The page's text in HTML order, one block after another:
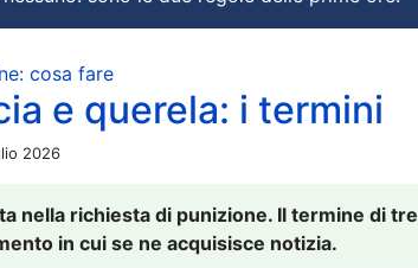
cosa fare
e querela: i termini
2026
nella richiesta di punizione. Il termine di tre
in cui se ne acquisisce notizia.